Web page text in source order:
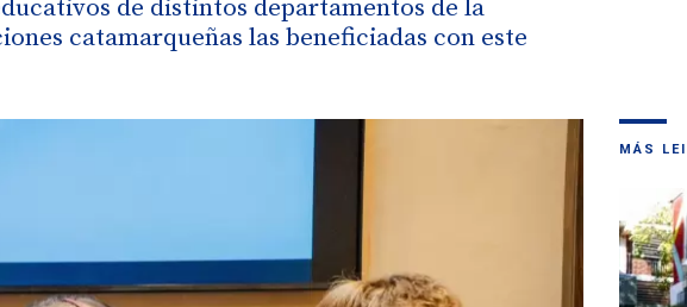
de distintos departamentos de la
catamarqueñas las beneficiadas con este
MÁS